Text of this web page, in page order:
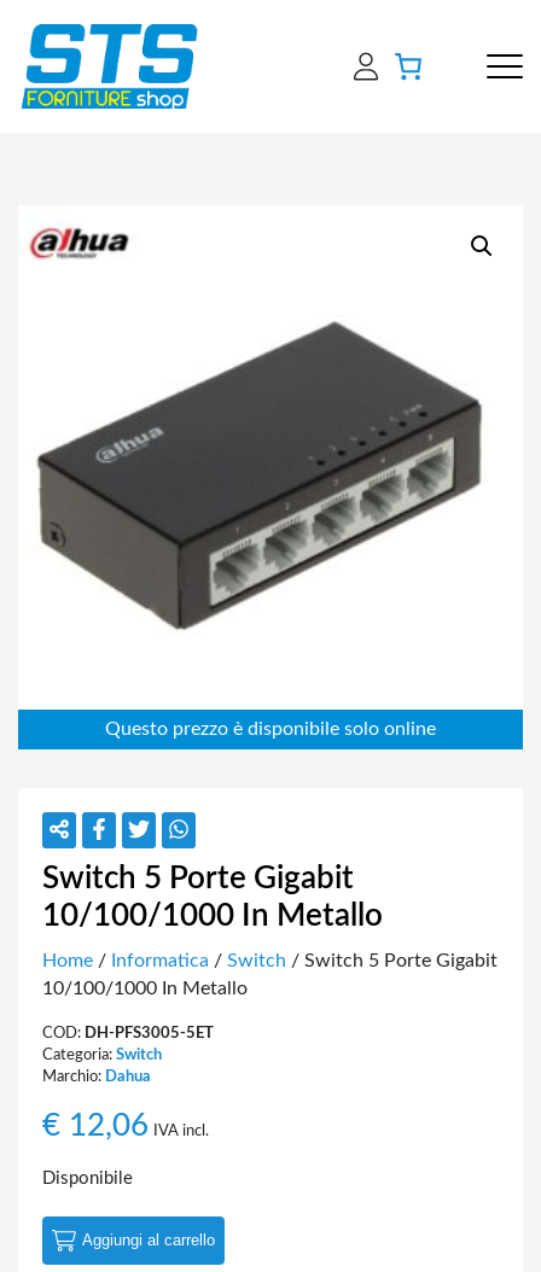
Switch 5 Porte Gigabit
10/100/1000 In Metallo
Home / Informatica / Switch / Switch 5 Porte Gigabit
10/100/1000 In Metallo
COD: DH-PFS3005-5ET
Categoria: Switch
Marchio: Dahua
€ 12,06 IVA incl.
Disponibile
Aggiungi al carrello